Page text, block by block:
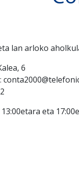
lan arloko
6
eta